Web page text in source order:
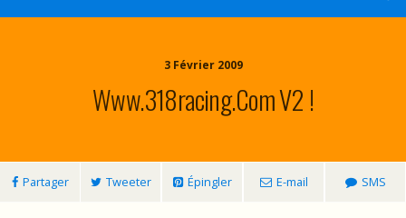
3 Février 2009
Www.318racing.com V2 !
Partager Tweeter Épingler E-mail SMS